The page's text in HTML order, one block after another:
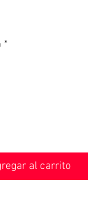
oferta
*
al carrito